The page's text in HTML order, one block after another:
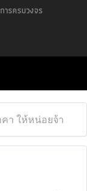
ารครบวงจร
า ให้หน่อยจ้า